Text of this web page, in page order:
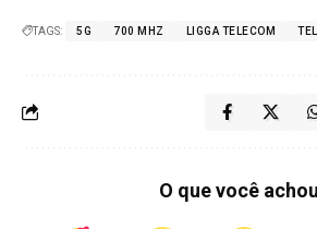
TAGS: 5G 700 MHZ LIGGA TELECOM
O que você